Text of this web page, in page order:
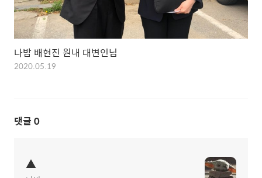
나밤 배현진 원내 대변인님
2020.05.19
댓글 0
▲